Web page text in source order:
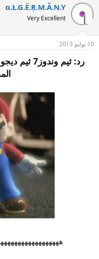
α.Ł.G.Ё.Ŗ.M.Ă.N.Y
Very Excellent
10 يوليو 2013
رد: ثيم